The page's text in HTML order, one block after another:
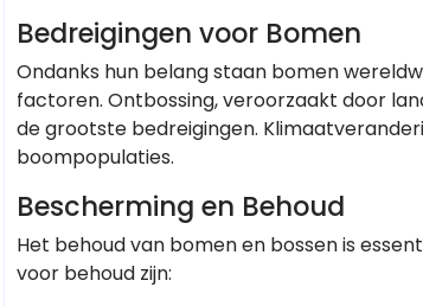
Bedreigingen voor Bomen
Ondanks hun belang staan bomen
factoren. Ontbossing, veroorzaakt door
de grootste bedreigingen.
boompopulaties.
Bescherming en Behoud
Het behoud van bomen en bossen is
voor behoud zijn: